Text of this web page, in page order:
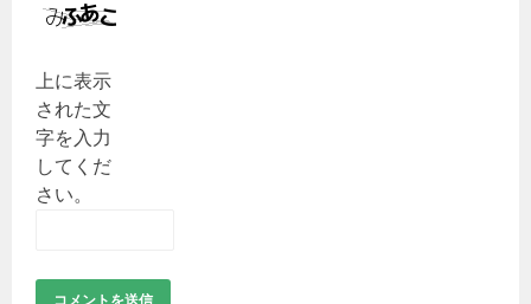
上に表示
された文
字を入力
してくだ
さい。